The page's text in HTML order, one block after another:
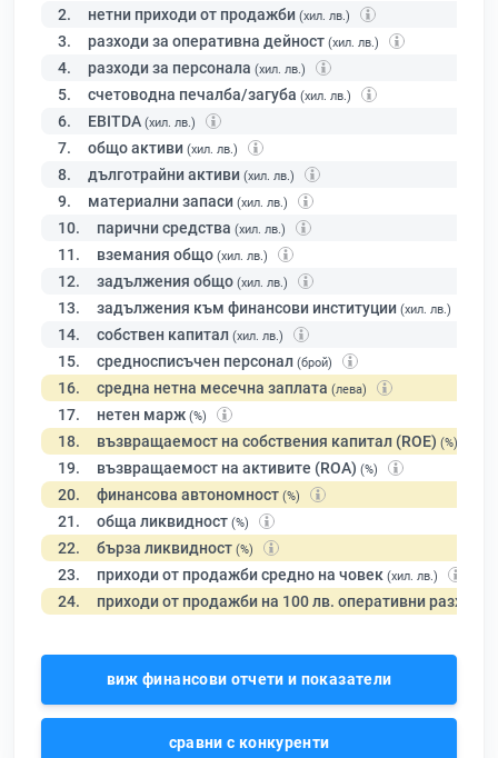
2. нетни приходи от продажби (хил. лв.)
3. разходи за оперативна дейност (хил. лв.)
4. разходи за персонала (хил. лв.)
5. счетоводна печалба/загуба (хил. лв.)
6. EBITDA (хил. лв.)
7. общо активи (хил. лв.)
8. дълготрайни активи (хил. лв.)
9. материални запаси (хил. лв.)
10. парични средства (хил. лв.)
11. вземания общо (хил. лв.)
12. задължения общо (хил. лв.)
13. задължения към финансови институции (хил. лв.)
14. собствен капитал (хил. лв.)
15. средносписъчен персонал (брой)
16. средна нетна месечна заплата (лева)
17. нетен марж (%)
18. възвращаемост на собствения капитал (ROE) (%)
19. възвращаемост на активите (ROA) (%)
20. финансова автономност (%)
21. обща ликвидност (%)
22. бърза ликвидност (%)
23. приходи от продажби средно на човек (хил. лв.)
24. приходи от продажби на 100 лв. оперативни разходи
виж финансови отчети и показатели
сравни с конкуренти